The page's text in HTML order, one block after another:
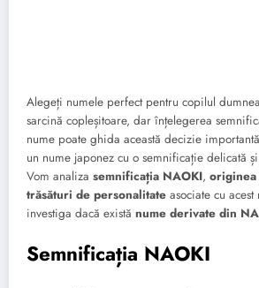
Alegeți numele perfect pentru copilul
sarcină copleșitoare, dar înțelegerea
nume poate ghida această decizie
un nume japonez cu o semnificație delicată
Vom analiza semnificația NAOKI,
trăsături de personalitate asociate cu
investiga dacă există nume derivate din
Semnificația NAOKI